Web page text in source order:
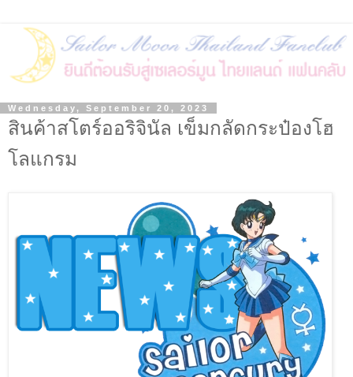
Wednesday, September 20, 2023
สินค้าสโตร์ออริจินัล เข็มกลัดกระป๋องโฮ
โลแกรม